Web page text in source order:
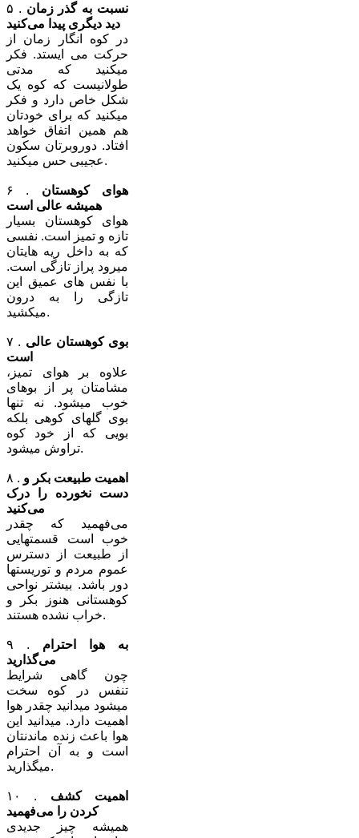
۵ .
دید دیگری پیدا می‌کنید
در کوه انگار زمان از
حرکت می ایستد. فکر
میکنید که مدتی
طولانیست که کوه یک
شکل خاص دارد و فکر
میکنید که برای خودتان
هم همین اتفاق خواهد
افتاد. دوروبرتان سکون
عجیبی حس میکنید.
۶ . هوای کوهستان
همیشه عالی است
هوای کوهستان بسیار
تازه و تمیز است. نفسی
که به داخل ریه هایتان
میرود پراز تازگی است.
با نفس های عمیق این
تازگی را به درون
میکشید.
۷ .
است
علاوه بر هوای تمیز،
مشامتان پر از بوهای
خوب میشود. نه تنها
بوی گلهای کوهی بلکه
بویی که از خود کوه
تراوش میشود.
۸ . اهمیت طبیعت بکر و
دست نخورده را درک
می‌کنید
می‌فهمید که چقدر
خوب است قسمتهایی
از طبیعت از دسترس
عموم مردم و توریستها
دور باشد. بیشتر نواحی
کوهستانی هنوز بکر و
خراب نشده هستند.
۹ . به هوا احترام
می‌گذارید
چون گاهی شرایط
تنفس در کوه سخت
میشود میدانید چقدر هوا
اهمیت دارد. میدانید این
هوا باعث زنده ماندنتان
است و به آن احترام
میگذارید.
۱۰ . اهمیت کشف
کردن را می‌فهمید
همیشه چیز جدیدی